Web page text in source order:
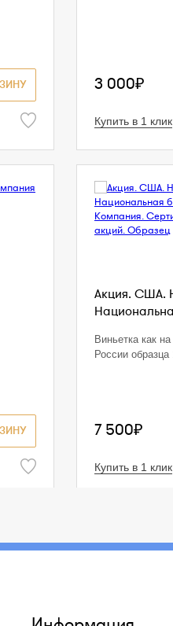
3 000₽
Купить в 1 клик
Акция. США.
Виньетка как
России образца
7 500₽
Купить в 1 клик